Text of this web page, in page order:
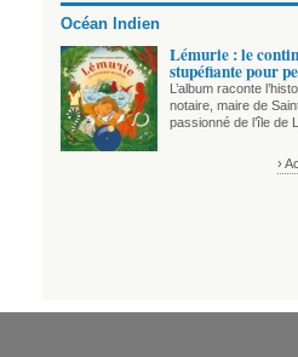
Océan Indien
Lémurie : le
stupéfiante pour
L’album raconte
notaire, maire de
passionné de l’île de
›